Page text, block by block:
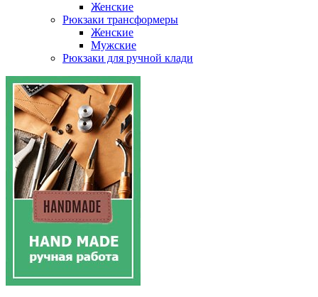
Женские
Рюкзаки трансформеры
Женские
Мужские
Рюкзаки для ручной клади